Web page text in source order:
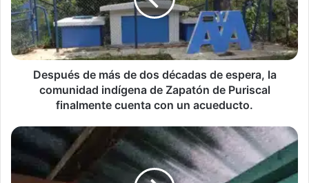
décadas
de
espera,
la
comunidad
indígena
de
Puriscal
finalmente
cuenta
Después de más de dos décadas de espera, la
comunidad indígena de Zapatón de Puriscal
finalmente cuenta con un acueducto.
Fuerza
Pública
rescata
oso